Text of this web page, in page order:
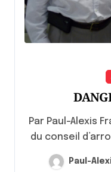
Par Paul-Alexis François Lors de l’assemblée
du conseil
Paul-